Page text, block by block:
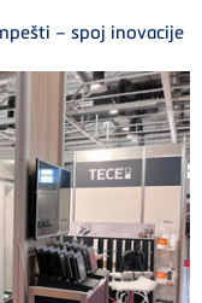
– spoj inovacije